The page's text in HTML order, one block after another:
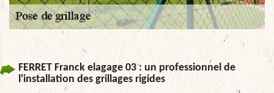
FERRET Franck elagage 03 : un professionnel de
l'installation des grillages rigides